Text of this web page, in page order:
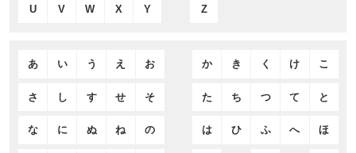
U V W X Y Z
あ い う え お か き く け こ
さ し す せ そ た ち つ て と
な に ぬ ね の は ひ ふ へ ほ